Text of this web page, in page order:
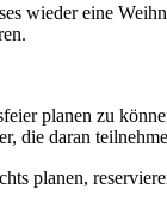
wieder eine
planen zu
die daran
planen,